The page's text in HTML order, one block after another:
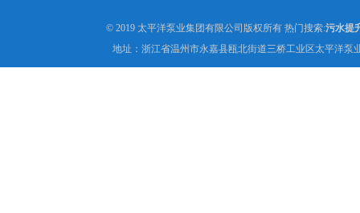
© 2019 太平洋泵业集团有限公司版权所有 热门搜索:污水提
地址：浙江省温州市永嘉县瓯北街道三桥工业区太平洋泵